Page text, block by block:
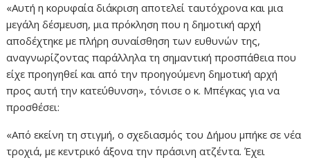
«Αυτή η κορυφαία διάκριση αποτελεί ταυτόχρονα και μια
μεγάλη δέσμευση, μια πρόκληση που η δημοτική αρχή
αποδέχτηκε με πλήρη συναίσθηση των ευθυνών της,
αναγνωρίζοντας παράλληλα τη σημαντική προσπάθεια που
είχε προηγηθεί και από την προηγούμενη δημοτική αρχή
προς αυτή την κατεύθυνση», τόνισε ο κ. Μπέγκας για να
προσθέσει:
«Από εκείνη τη στιγμή, ο σχεδιασμός του Δήμου μπήκε σε νέα
τροχιά, με κεντρικό άξονα την πράσινη ατζέντα. Έχει